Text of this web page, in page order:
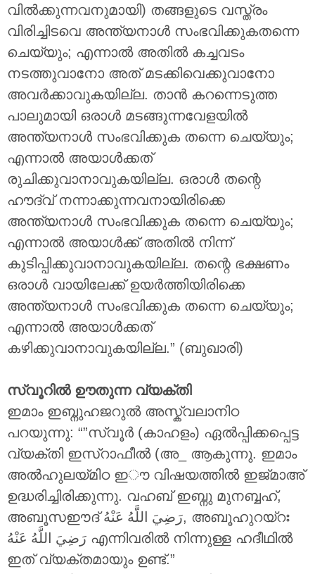
വിൽക്കുന്നവനുമായി) തങ്ങളുടെ വസ്ത്രം
വിരിച്ചിടവെ അന്ത്യനാൾ സംഭവിക്കുകതന്നെ
ചെയ്യും; എന്നാൽ അതിൽ കച്ചവടം
നടത്തുവാനോ അത് മടക്കിവെക്കുവാനോ
അവർക്കാവുകയില്ല. താൻ കറന്നെടുത്ത
പാലുമായി ഒരാൾ മടങ്ങുന്നവേളയിൽ
അന്ത്യനാൾ സംഭവിക്കുക തന്നെ ചെയ്യും;
എന്നാൽ അയാൾക്കത്
രുചിക്കുവാനാവുകയില്ല. ഒരാൾ തന്റെ
ഹൗദ്വ് നന്നാക്കുന്നവനായിരിക്കെ
അന്ത്യനാൾ സംഭവിക്കുക തന്നെ ചെയ്യും;
എന്നാൽ അയാൾക്ക് അതിൽ നിന്ന്
കുടിപ്പിക്കുവാനാവുകയില്ല. തന്റെ ഭക്ഷണം
ഒരാൾ വായിലേക്ക് ഉയർത്തിയിരിക്കെ
അന്ത്യനാൾ സംഭവിക്കുക തന്നെ ചെയ്യും;
എന്നാൽ അയാൾക്കത്
കഴിക്കുവാനാവുകയില്ല.” (ബുഖാരി)
സ്വൂറിൽ ഊതുന്ന വ്യക്തി
ഇമാം ഇബ്നുഹജറുൽ അസ്ക്വലാനിഠ
പറയുന്നു: “”സ്വൂർ (കാഹളം) ഏൽപ്പിക്കപ്പെട്ട
വ്യക്തി ഇസ്റാഫീൽ (അ_ ആകുന്നു. ഇമാം
അൽഹുലയ്മിഠ ഇൗ വിഷയത്തിൽ ഇജ്മാഅ്
ഉദ്ധരിച്ചിരിക്കുന്നു. വഹബ് ഇബ്നു മുനബ്ബഹ്,
അബൂസഈദ്رَضِيَ اللَّهُ عَنْهُ, അബൂഹുറയ്റഃ
رَضِيَ اللَّهُ عَنْهُ എന്നിവരിൽ നിന്നുള്ള ഹദീഥിൽ
ഇത് വ്യക്തമായും ഉണ്ട്.”